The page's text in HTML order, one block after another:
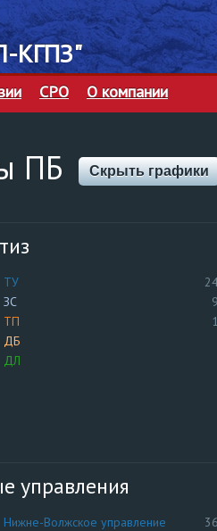
КГПЗ"
СРО О компании
ПБ Скрыть графики
ТУ
ЗС
ТП
ДБ
ДЛ
управления
Нижне-Волжское управление